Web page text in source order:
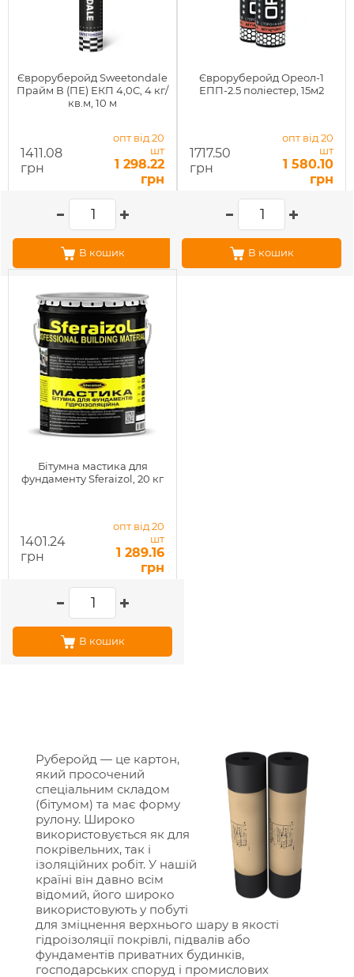
Євроруберойд Sweetondale
Прайм В (ПЕ) ЕКП 4,0С, 4 кг/
кв.м, 10 м
1411.08
грн
опт від 20
шт
1 298.22
грн
В кошик
Євроруберойд Ореол-1
ЕПП-2.5 поліестер, 15м2
1717.50
грн
опт від 20
шт
1 580.10
грн
В кошик
Бітумна мастика для
фундаменту Sferaizol, 20 кг
1401.24
грн
опт від 20
шт
1 289.16
грн
В кошик
Руберойд — це картон,
який просочений
спеціальним складом
(бітумом) та має форму
рулону. Широко
використовується як для
покрівельних, так і
ізоляційних робіт. У нашій
країні він давно всім
відомий, його широко
використовують у побуті
для зміцнення верхнього шару в якості
гідроізоляції покрівлі, підвалів або
фундаментів приватних будинків,
господарських споруд і промислових